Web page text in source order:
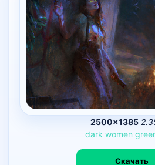
2500×1385
dark women
Скачать